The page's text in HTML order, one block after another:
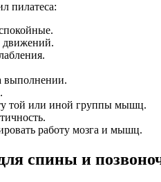
пилатеса:
движений.
выполнении.
той или иной группы мышц.
работу мозга и мышц.
спины и